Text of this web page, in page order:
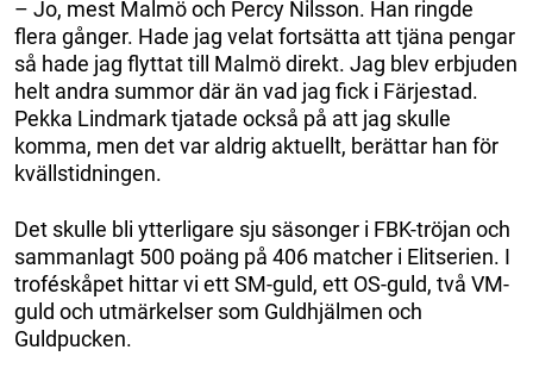
– Jo, mest Malmö och Percy Nilsson. Han ringde
flera gånger. Hade jag velat fortsätta att tjäna pengar
så hade jag flyttat till Malmö direkt. Jag blev erbjuden
helt andra summor där än vad jag fick i Färjestad.
Pekka Lindmark tjatade också på att jag skulle
komma, men det var aldrig aktuellt, berättar han för
kvällstidningen.
Det skulle bli ytterligare sju säsonger i FBK-tröjan och
sammanlagt 500 poäng på 406 matcher i Elitserien. I
troféskåpet hittar vi ett SM-guld, ett OS-guld, två VM-
guld och utmärkelser som Guldhjälmen och
Guldpucken.